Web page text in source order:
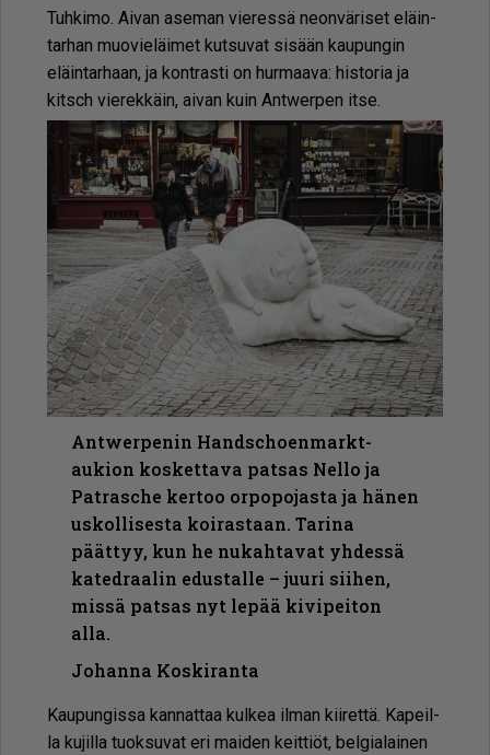
Tuh­ki­mo. Ai­van ase­man vie­res­sä ne­on­vä­ri­set eläin­
tar­han muo­vie­läi­met kut­su­vat si­sään kau­pun­gin
eläin­tar­haan, ja kont­ras­ti on hur­maa­va: his­to­ria ja
kitsch vie­rek­käin, ai­van kuin Ant­wer­pen it­se.
Antwerpenin Handschoenmarkt-
aukion koskettava patsas Nello ja
Patrasche kertoo orpopojasta ja hänen
uskollisesta koirastaan. Tarina
päättyy, kun he nukahtavat yhdessä
katedraalin edustalle – juuri siihen,
missä patsas nyt lepää kivipeiton
alla.
Johanna Koskiranta
Kau­pun­gis­sa kan­nat­taa kul­kea il­man kii­ret­tä. Ka­peil­
la ku­jil­la tuok­su­vat eri mai­den keit­ti­öt, bel­gi­a­lai­nen